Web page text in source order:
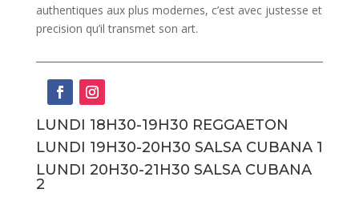
authentiques aux plus modernes, c’est avec justesse et
precision qu’il transmet son art.
LUNDI 18H30-19H30 REGGAETON
LUNDI 19H30-20H30 SALSA CUBANA 1
LUNDI 20H30-21H30 SALSA CUBANA
2